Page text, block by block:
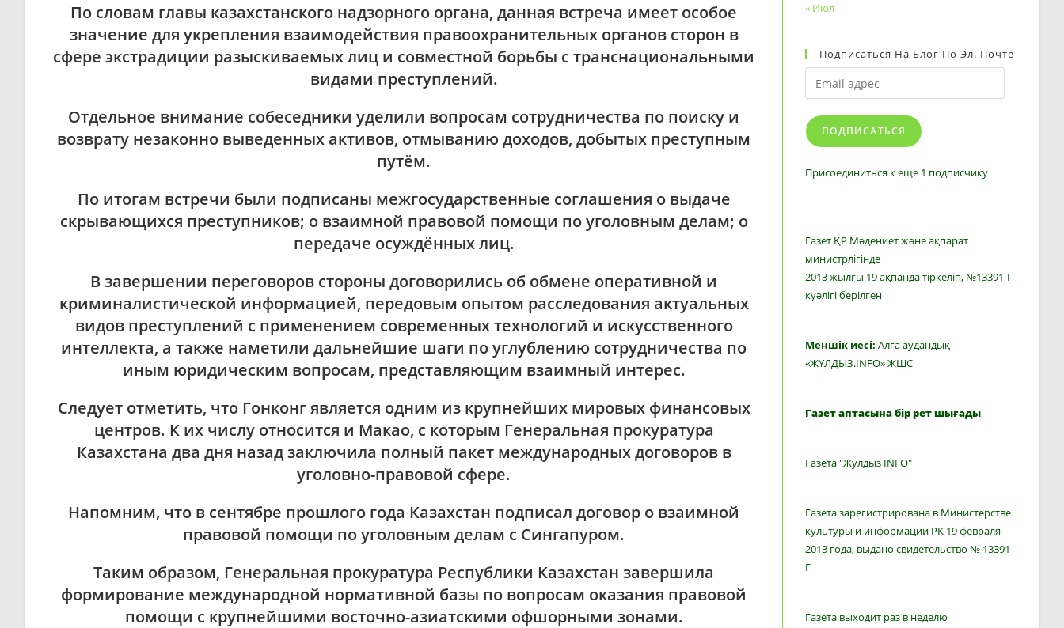
По словам главы казахстанского надзорного органа, данная встреча имеет особое
значение для укрепления взаимодействия правоохранительных органов сторон в
сфере экстрадиции разыскиваемых лиц и совместной борьбы с транснациональными
видами преступлений.
Отдельное внимание собеседники уделили вопросам сотрудничества по поиску и
возврату незаконно выведенных активов, отмыванию доходов, добытых преступным
путём.
По итогам встречи были подписаны межгосударственные соглашения о выдаче
скрывающихся преступников; о взаимной правовой помощи по уголовным делам; о
передаче осуждённых лиц.
В завершении переговоров стороны договорились об обмене оперативной и
криминалистической информацией, передовым опытом расследования актуальных
видов преступлений с применением современных технологий и искусственного
интеллекта, а также наметили дальнейшие шаги по углублению сотрудничества по
иным юридическим вопросам, представляющим взаимный интерес.
Следует отметить, что Гонконг является одним из крупнейших мировых финансовых
центров. К их числу относится и Макао, с которым Генеральная прокуратура
Казахстана два дня назад заключила полный пакет международных договоров в
уголовно-правовой сфере.
Напомним, что в сентябре прошлого года Казахстан подписал договор о взаимной
правовой помощи по уголовным делам с Сингапуром.
Таким образом, Генеральная прокуратура Республики Казахстан завершила
формирование международной нормативной базы по вопросам оказания правовой
помощи с крупнейшими восточно-азиатскими офшорными зонами.
« Июл
Подписаться На Блог По Эл. Почте
Email
адрес
ПОДПИСАТЬСЯ
Присоединиться к еще 1 подписчику
Газет ҚР Мәдениет және ақпарат
министрлігінде
2013 жылғы 19 ақпанда тіркеліп, №13391-Г
куәлігі берілген
Меншік иесі: Алға аудандық
«ЖҰЛДЫЗ.INFO» ЖШС
Газет аптасына бір рет шығады
Газета "Жулдыз INFO"
Газета зарегистрирована в Министерстве
культуры и информации РК 19 февраля
2013 года, выдано свидетельство № 13391-
Г
Газета выходит раз в неделю